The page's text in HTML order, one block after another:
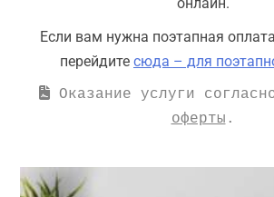
Если вам нужна поэтапная
перейдите сюда – для
Оказание услуги
оферты .